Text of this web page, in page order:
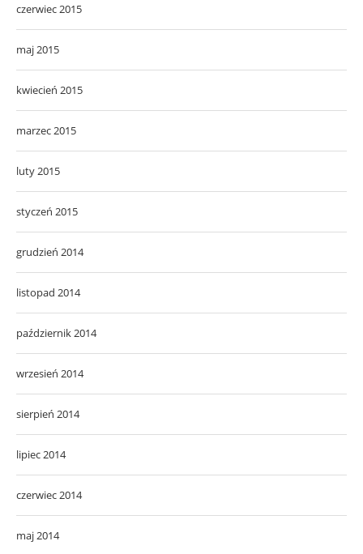
czerwiec 2015
maj 2015
kwiecień 2015
marzec 2015
luty 2015
styczeń 2015
grudzień 2014
listopad 2014
październik 2014
wrzesień 2014
sierpień 2014
lipiec 2014
czerwiec 2014
maj 2014